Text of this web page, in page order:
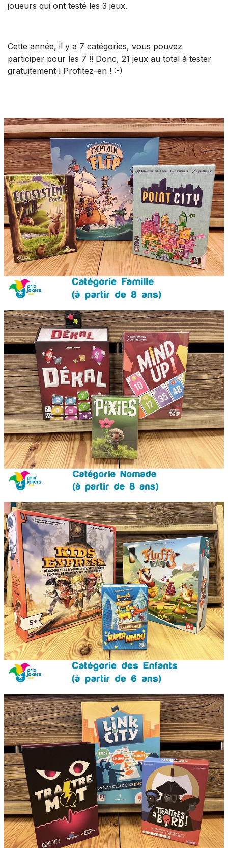
joueurs qui ont testé les 3 jeux.
Cette année, il y a 7 catégories, vous pouvez
participer pour les 7 !! Donc, 21 jeux au total à tester
gratuitement ! Profitez-en ! :-)